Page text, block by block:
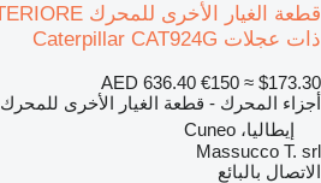
ذات عجلات Caterpillar CAT924G
AED 636.40 €150 ≈ $173.30
أجزاء المحرك - قطعة الغيار الأخرى للمحرك
إيطاليا، Cuneo
Massucco T. srl
الاتصال بالبائع